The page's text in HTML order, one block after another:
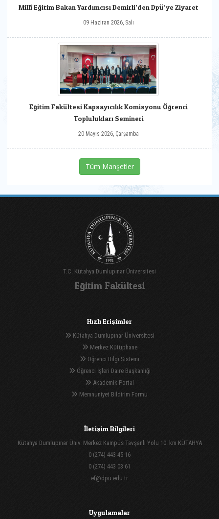
Millî Eğitim Bakan Yardımcısı Demirli’den Dpü’ye Ziyaret
09 Haziran 2026, Salı
Eğitim Fakültesi Kapsayıcılık Komisyonu Öğrenci
Toplulukları Semineri
20 Mayıs 2026, Çarşamba
Tüm Manşetler
T.C. Kütahya Dumlupınar Üniversitesi
Eğitim Fakültesi
Hızlı Erişimler
Kütahya Dumlupınar Üniversitesi
Merkez Kütüphane
Öğrenci Bilgi Sistemi
Öğrenci İşleri Daire Başkanlığı
Akademik Portal
Memnuniyet Bildirim Formu
İletişim Bilgileri
Kütahya Dumlupınar Üniv. Merkez Kampüs Tavşanlı Yolu 10. km KÜTAHYA
0 (274) 443 45 16
0 (274) 443 03 61
ef@dpu.edu.tr
Uygulamalar